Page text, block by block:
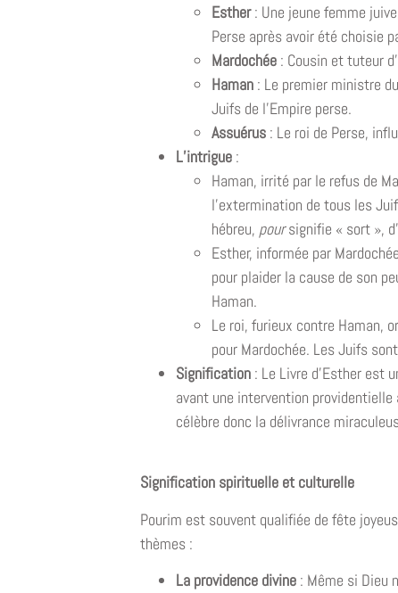
Esther: Une jeune femme
Perse après avoir été choisie
Mardochée : Cousin et tuteur
Haman : Le premier ministre
Juifs de l’Empire perse.
Assuérus : Le roi de Perse,
L’intrigue :
Haman, irrité par le refus de
l’extermination de tous les
hébreu, poursignifie « sort »,
Esther, informée par
pour plaider la cause de son
Haman.
Le roi, furieux contre Haman,
pour Mardochée. Les Juifs
Signification : Le Livre d’Esther est
avant une intervention
célèbre donc la délivrance
Signification spirituelle et culturelle
Pourim est souvent qualifiée de fête
thèmes :
La providence divine : Même si Dieu